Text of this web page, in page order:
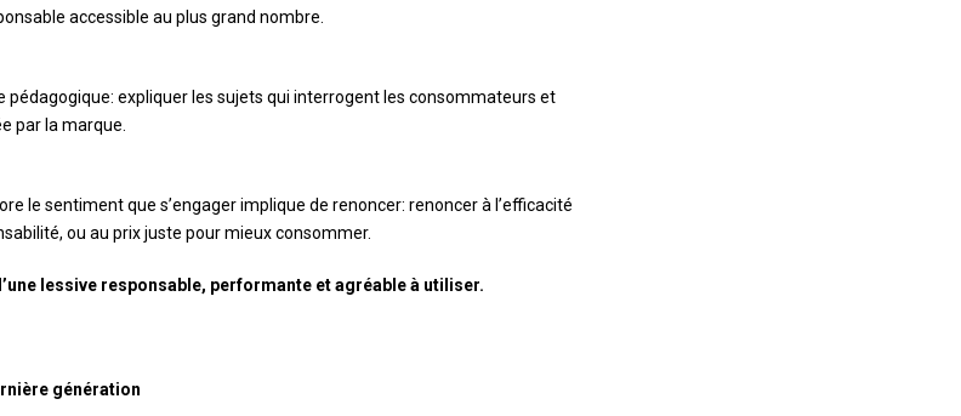
accessible au plus grand nombre.
pédagogique: expliquer les sujets qui interrogent les consommateurs et
par la marque.
le sentiment que s’engager implique de renoncer: renoncer à l’efficacité
ou au prix juste pour mieux consommer.
lessive responsable, performante et agréable à utiliser.
génération